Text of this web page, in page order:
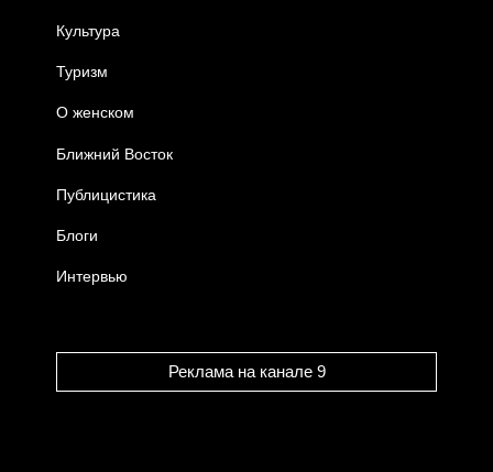
Культура
Туризм
О женском
Ближний Восток
Публицистика
Блоги
Интервью
Реклама на канале 9